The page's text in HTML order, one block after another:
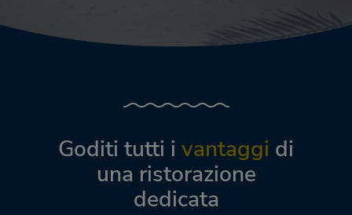
Goditi tutti i vantaggi di
una ristorazione
dedicata